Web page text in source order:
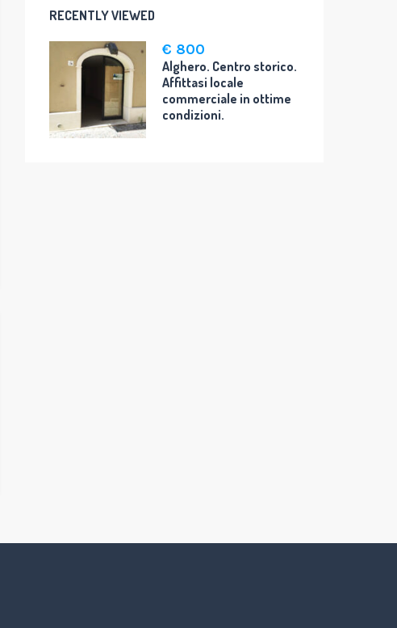
RECENTLY VIEWED
€ 800
Alghero. Centro storico.
Affittasi locale
commerciale in ottime
condizioni.